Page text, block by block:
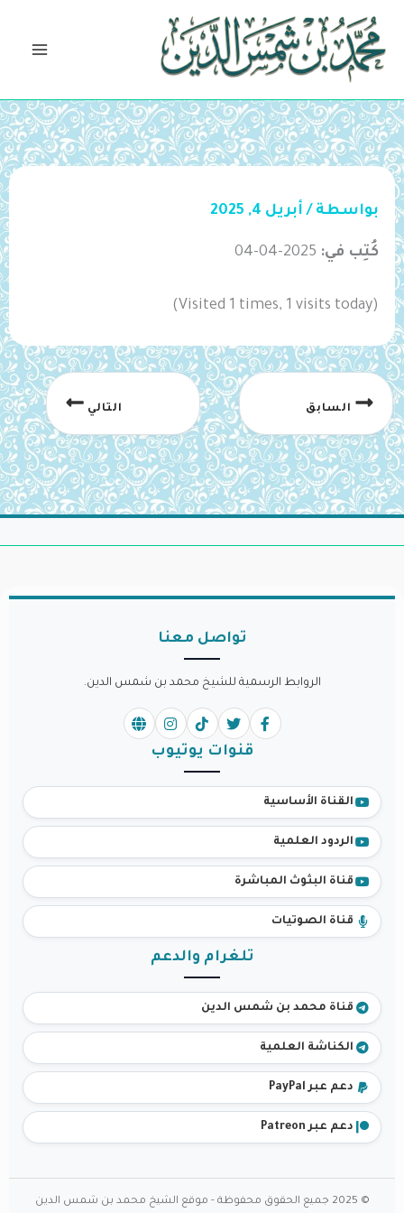
تخطي
المحتوى
بواسطة / أبريل 4, 2025
كُتِب في: 2025-04-04
(Visited 1 times, 1 visits today)
السابق التالي
تواصل معنا
الروابط الرسمية للشيخ محمد بن شمس الدين.
قنوات يوتيوب
القناة الأساسية
الردود العلمية
قناة البثوث المباشرة
قناة الصوتيات
تلغرام والدعم
قناة محمد بن شمس الدين
الكناشة العلمية
دعم عبر PayPal
دعم عبر Patreon
© 2025 جميع الحقوق محفوظة - موقع الشيخ محمد بن شمس الدين